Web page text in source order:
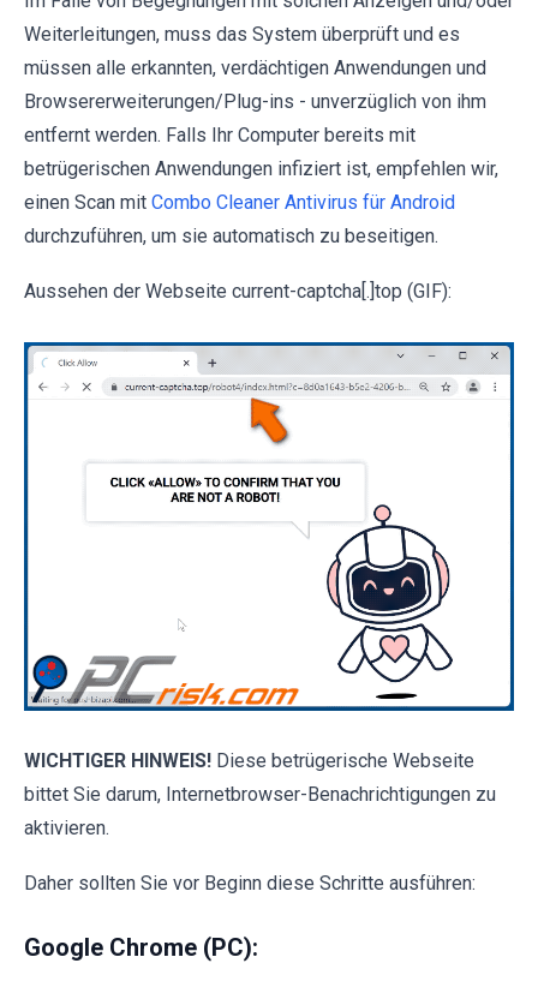
Weiterleitungen, muss das System überprüft und es
müssen alle erkannten, verdächtigen Anwendungen und
Browsererweiterungen/Plug-ins - unverzüglich von ihm
entfernt werden. Falls Ihr Computer bereits mit
betrügerischen Anwendungen infiziert ist, empfehlen wir,
einen Scan mit Combo Cleaner Antivirus für Android
durchzuführen, um sie automatisch zu beseitigen.
Aussehen der Webseite current-captcha[.]top (GIF):
WICHTIGER HINWEIS! Diese betrügerische Webseite
bittet Sie darum, Internetbrowser-Benachrichtigungen zu
aktivieren.
Daher sollten Sie vor Beginn diese Schritte ausführen:
Google Chrome (PC):